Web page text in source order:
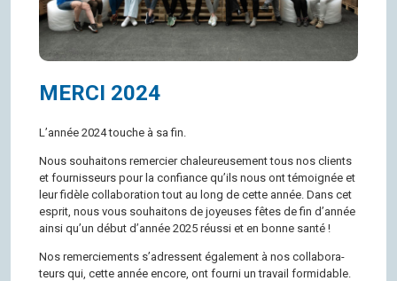
MERCI 2024
L’an­née 2024 touche à sa fin.
Nous sou­hai­tons remer­cier cha­leu­reu­se­ment tous nos clients
et four­nis­seurs pour la confiance qu’ils nous ont témoi­gnée et
leur fidèle col­la­bo­ra­tion tout au long de cette année. Dans cet
esprit, nous vous sou­hai­tons de joyeuses fêtes de fin d’an­née
ainsi qu’un début d’an­née 2025 réussi et en bonne santé !
Nos remer­cie­ments s’adressent éga­le­ment à nos col­la­bo­ra­
teurs qui, cette année encore, ont fourni un tra­vail for­mi­dable.